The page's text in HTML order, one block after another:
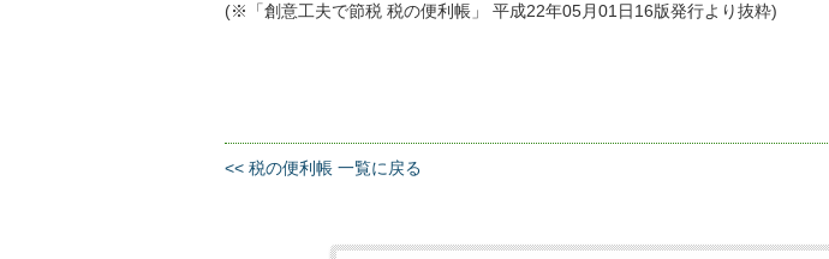
(※ 「創意工夫で節税 税の便利帳」 平成22年05月01日16版発行より抜粋)
<< 税の便利帳 一覧に戻る